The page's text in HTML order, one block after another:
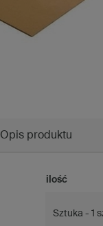
Opis produktu
ilość
Sztuka - 1